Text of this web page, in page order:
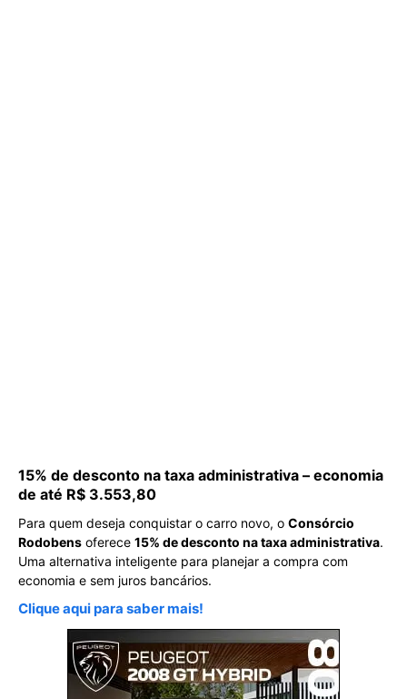
15% de desconto na taxa administrativa – economia
de até R$ 3.553,80
Para quem deseja conquistar o carro novo, o Consórcio
Rodobens oferece 15% de desconto na taxa administrativa.
Uma alternativa inteligente para planejar a compra com
economia e sem juros bancários.
Clique aqui para saber mais!